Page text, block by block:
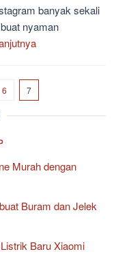
banyak sekali
nyaman
6 7
Murah dengan
Buram dan Jelek
Baru Xiaomi